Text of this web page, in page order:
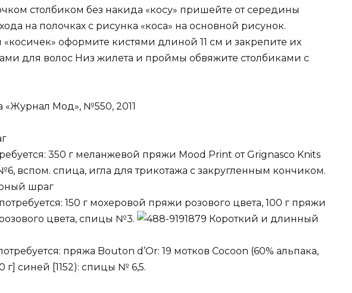
столбиком без накида «косу» пришейте от середины
на полочках с рисунка «коса» на основной рисунок.
оформите кистями длиной 11 см и закрепите их
для волос Низ жилета и проймы обвяжите столбиками с
«Журнал Мод», №550, 2011
350 г меланжевой пряжи Mood Print от Grignasco Knits
вспом. спица, игла для трикотажа с закругленным кончиком.
шраг
150 г мохеровой пряжи розового цвета, 100 г пряжи
цвета, спицы №3.
Короткий и длинный
пряжа Bouton d’Or: 19 мотков Cocoon (60% альпака,
г] синей [1152): спицы № 6,5.